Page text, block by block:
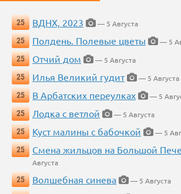
25 ВДНХ, 2023
— 5 Августа
25
Полдень. Полевые цветы
— 5
25
Отчий дом
— 5 Августа
25
Илья Великий гудит
— 5 Августа
25
В Арбатских переулках
— 5
25
Лодка с ветлой
— 5 Августа
25
Куст малины с бабочкой
— 5
25
Смена жильцов на Большой
Августа
25
Волшебная синева
— 5 Августа